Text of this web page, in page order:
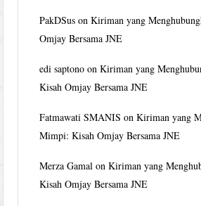
PakDSus onKiriman yang
Omjay Bersama JNE
edi saptono onKiriman yang
Kisah Omjay Bersama JNE
Fatmawati SMANIS onKiriman yang
Mimpi: Kisah Omjay Bersama JNE
Merza Gamal onKiriman yang
Kisah Omjay Bersama JNE